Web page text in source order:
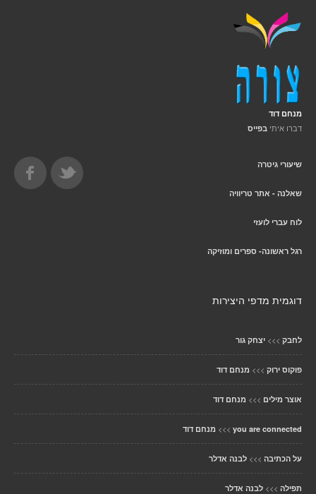
מנחם דוד
דברו איתי בפייס
שיעורי גיטרה
שאלנה - אתר טריוויה
לוח עברי לועזי
רגל ראשונה- ספרים ומוזיקה
דוגמית מדפי היצירות
לחבק >>> יצחק גור
פוקוס ירוק >>> מנחם דוד
אוצר מילים >>> מנחם דוד
you are connected
>>> מנחם דוד
על הכתיבה >>> לבנה אדלר
תפילה >>> לבנה אדלר